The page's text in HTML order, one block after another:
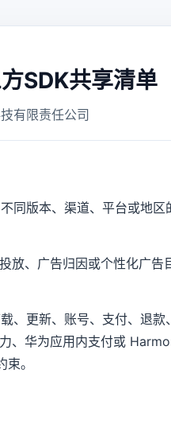
SDK共享清单
有限责任公司
同版本、渠道、平台或地区
放、广告归因或个性化广告
、更新、账号、支付、退款
、华为应用内支付或
。